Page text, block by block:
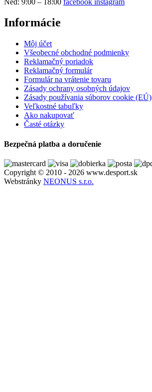
Informácie
Môj účet
Všeobecné obchodné podmienky
Reklamačný poriadok
Reklamačný formulár
Formulár na vrátenie tovaru
Zásady ochrany osobných údajov
Zásady používania súborov cookie (EÚ)
Veľkostné tabuľky
Ako nakupovať
Časté otázky
Bezpečná platba a doručenie
Copyright © 2010 - 2026 www.desport.sk
Webstránky NEONUS s.r.o.